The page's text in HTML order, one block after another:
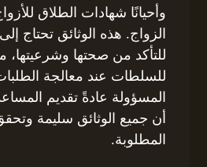
وأحيانًا شهادات الطلاق
الزواج. هذه الوثائق تحتاج
للتأكد من صحتها وشرعيتها،
للسلطات عند معالجة
المسؤولة عادةً تقديم
أن جميع الوثائق سليمة وتحقق
المطلوبة.